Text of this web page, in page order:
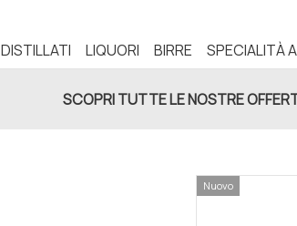
DISTILLATI LIQUORI BIRRE SPECIALITÀ
SCOPRI TUTTE LE NOSTRE
Nuovo